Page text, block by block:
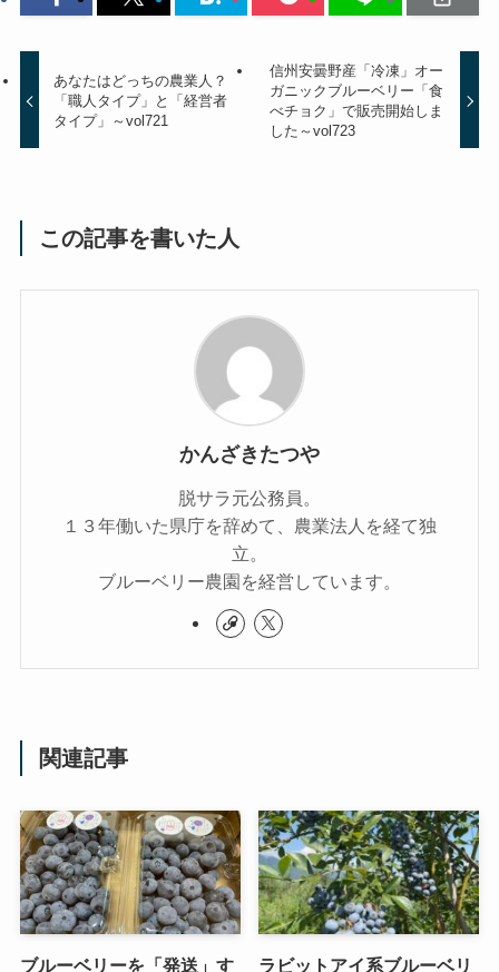
あなたはどっちの農業人？
「職人タイプ」と「経営者
タイプ」～vol721
信州安曇野産「冷凍」オー
ガニックブルーベリー「食
べチョク」で販売開始しま
した～vol723
この記事を書いた人
かんざきたつや
脱サラ元公務員。
１３年働いた県庁を辞めて、農業法人を経て独
立。
ブルーベリー農園を経営しています。
関連記事
ブルーベリーを「発送」す ラビットアイ系ブルーベリ